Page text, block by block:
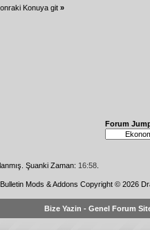
Konuya git »
Forum
Şuanki Zaman: 16:58
Mods & Addons Copyright © 2026
Bize Yazin - Genel Forum